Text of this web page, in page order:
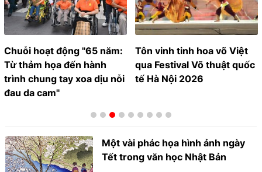
Chuỗi hoạt động "65 năm:
Từ thảm họa đến hành
trình chung tay xoa dịu nỗi
đau da cam"
Tôn vinh tinh hoa võ Việt
qua Festival Võ thuật quốc
tế Hà Nội 2026
Một vài phác họa hình ảnh ngày
Tết trong văn học Nhật Bản